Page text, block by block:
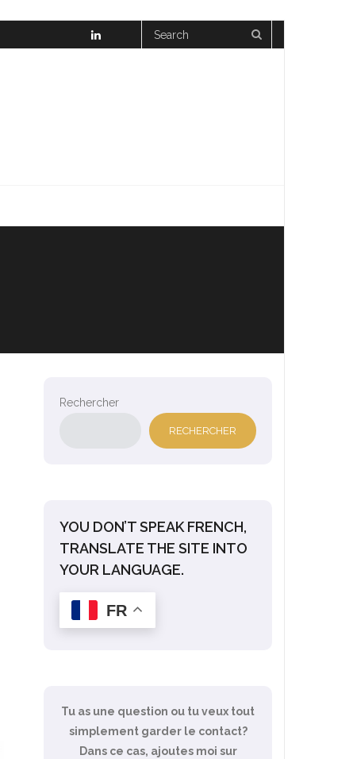
Rechercher
RECHERCHER
YOU DON’T SPEAK FRENCH,
TRANSLATE THE SITE INTO
YOUR LANGUAGE.
FR
Tu as une question ou tu veux tout
simplement garder le contact?
Dans ce cas, ajoutes moi sur